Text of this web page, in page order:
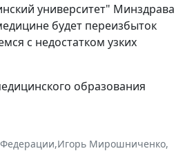
университет" Минздрава
будет переизбыток
с недостатком узких
образования
,Игорь Мирошниченко,